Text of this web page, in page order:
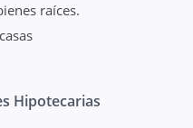
raíces.
Hipotecarias